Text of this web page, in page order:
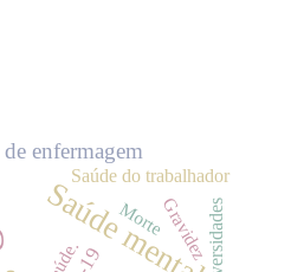
Saúde mental
enfermagem
Gravidez
Saúde do trabalhador
Universidades
Morte